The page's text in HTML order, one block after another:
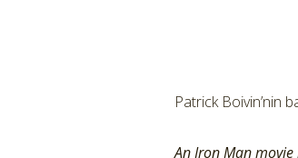
Patrick Boivin’nin
An Iron Man